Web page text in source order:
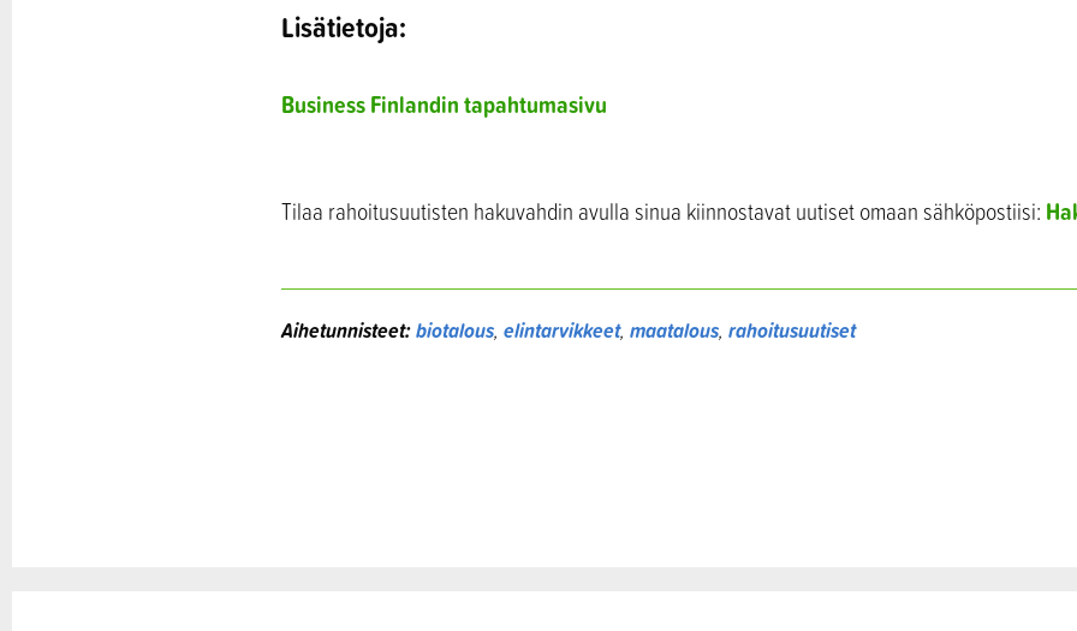
Lisätietoja:
Business Finlandin tapahtumasivu
Tilaa rahoitusuutisten hakuvahdin avulla sinua kiinnostavat uutiset omaan sähköpostiisi:
Aihetunnisteet:biotalous, elintarvikkeet, maatalous, rahoitusuutiset